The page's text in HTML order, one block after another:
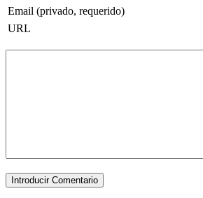
Email (privado, requerido)
URL